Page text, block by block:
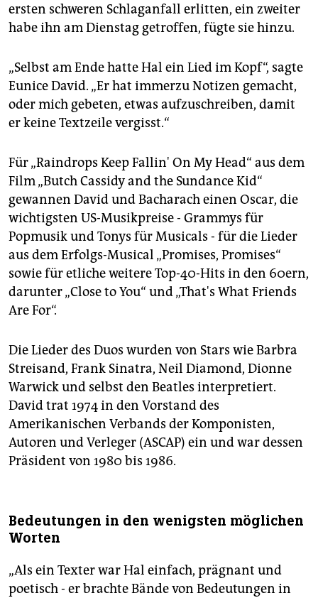
ersten schweren Schlaganfall erlitten, ein zweiter
habe ihn am Dienstag getroffen, fügte sie hinzu.
„Selbst am Ende hatte Hal ein Lied im Kopf“, sagte
Eunice David. „Er hat immerzu Notizen gemacht,
oder mich gebeten, etwas aufzuschreiben, damit
er keine Textzeile vergisst.“
Für „Raindrops Keep Fallin' On My Head“ aus dem
Film „Butch Cassidy and the Sundance Kid“
gewannen David und Bacharach einen Oscar, die
wichtigsten US-Musikpreise - Grammys für
Popmusik und Tonys für Musicals - für die Lieder
aus dem Erfolgs-Musical „Promises, Promises“
sowie für etliche weitere Top-40-Hits in den 60ern,
darunter „Close to You“ und „That's What Friends
Are For“.
Die Lieder des Duos wurden von Stars wie Barbra
Streisand, Frank Sinatra, Neil Diamond, Dionne
Warwick und selbst den Beatles interpretiert.
David trat 1974 in den Vorstand des
Amerikanischen Verbands der Komponisten,
Autoren und Verleger (ASCAP) ein und war dessen
Präsident von 1980 bis 1986.
Bedeutungen in den wenigsten möglichen
Worten
„Als ein Texter war Hal einfach, prägnant und
poetisch - er brachte Bände von Bedeutungen in